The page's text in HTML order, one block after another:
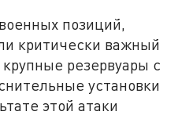
позиций,
критически важный
резервуары с
установки
этой атаки